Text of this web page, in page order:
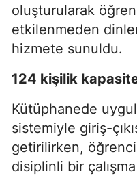
oluşturularak
etkilenmeden
hizmete sunuldu.
124 kişilik
Kütüphanede
sistemiyle giriş-
getirilirken,
disiplinli bir